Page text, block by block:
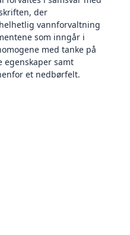
der
vannforvaltning
som inngår i
med tanke på
egenskaper samt
et nedbørfelt.